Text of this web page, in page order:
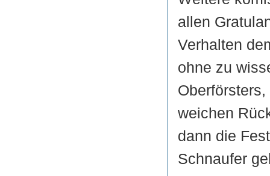
allen
Verhalten
ohne zu
weichen
dann die
Schnaufer